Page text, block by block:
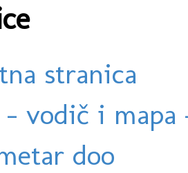
stranica
vodič i
doo